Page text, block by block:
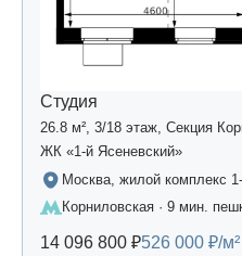
Студия
26.8 м², 3/18 этаж, Секция
ЖК «1-й Ясеневский»
Москва, жилой комплекс
Корниловская · 9 мин.
14 096 800 ₽526 000 ₽/м²